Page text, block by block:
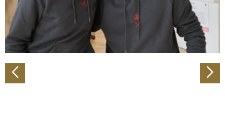
Wir verwenden Cookies, um Inhalte und Anzeigen zu
personalisieren, Funktionen für soziale Medien anbieten
zu können und die Zugriffe auf unsere Website zu
analysieren. Außerdem geben wir Informationen zu Ihrer
Verwendung unserer Website an unsere Partner für
soziale Medien, Werbung und Analysen weiter. Unsere
Partner führen diese Informationen möglicherweise mit